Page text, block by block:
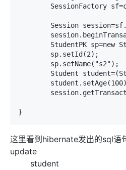
}
这里看到hibernate发出的sql语
update
student